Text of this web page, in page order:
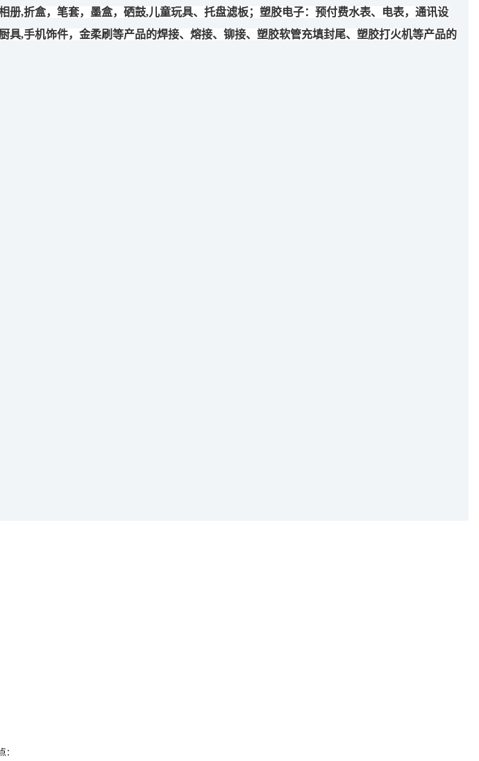
册,折盒，笔套，墨盒，硒鼓,儿童玩具、托盘滤板；塑胶电子：预付费水表、电表，通讯设
具,手机饰件，金柔刷等产品的焊接、熔接、铆接、塑胶软管充填封尾、塑胶打火机等产品的
：